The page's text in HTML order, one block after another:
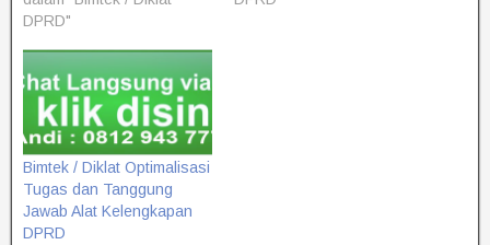
DPRD"
Bimtek / Diklat Optimalisasi
Tugas dan Tanggung
Jawab Alat Kelengkapan
DPRD